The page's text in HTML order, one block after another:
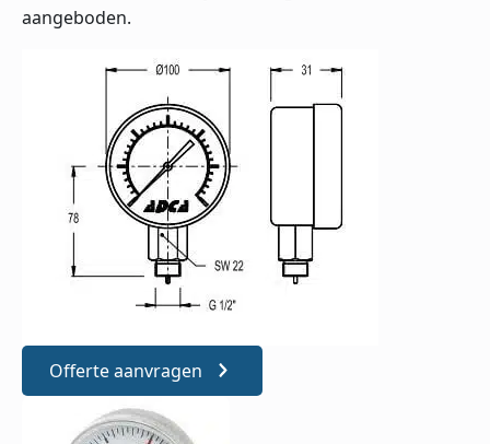
aangeboden.
Offerte aanvragen